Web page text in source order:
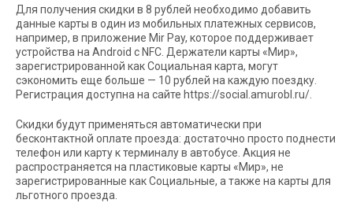
Для получения скидки в 8 рублей необходимо добавить
данные карты в один из мобильных платежных сервисов,
например, в приложение Mir Pay, которое поддерживает
устройства на Android с NFC. Держатели карты «Мир»,
зарегистрированной как Социальная карта, могут
сэкономить еще больше — 10 рублей на каждую поездку.
Регистрация доступна на сайте https://social.amurobl.ru/.
Скидки будут применяться автоматически при
бесконтактной оплате проезда: достаточно просто поднести
телефон или карту к терминалу в автобусе. Акция не
распространяется на пластиковые карты «Мир», не
зарегистрированные как Социальные, а также на карты для
льготного проезда.